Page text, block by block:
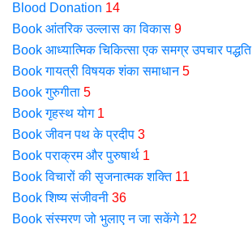
Blood Donation 14
Book आंतरिक उल्लास का विकास 9
Book आध्यात्मिक चिकित्सा एक समग्र उपचार पद्धति
Book गायत्री विषयक शंका समाधान 5
Book गुरुगीता 5
Book गृहस्थ योग 1
Book जीवन पथ के प्रदीप 3
Book पराक्रम और पुरुषार्थ 1
Book विचारों की सृजनात्मक शक्ति 11
Book शिष्य संजीवनी 36
Book संस्मरण जो भुलाए न जा सकेंगे 12